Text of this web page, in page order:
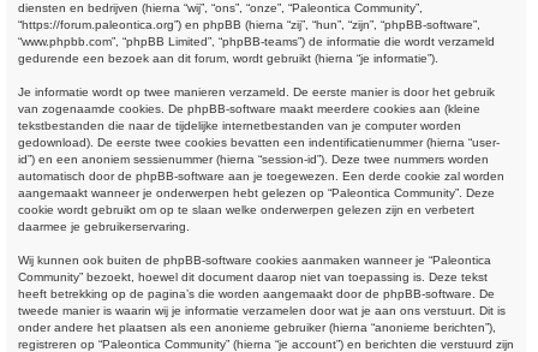
diensten en bedrijven (hierna “wij”, “ons”, “onze”, “Paleontica Community”,
“https://forum.paleontica.org”) en phpBB (hierna “zij”, “hun”, “zijn”, “phpBB-software”,
“www.phpbb.com”, “phpBB Limited”, “phpBB-teams”) de informatie die wordt verzameld
gedurende een bezoek aan dit forum, wordt gebruikt (hierna “je informatie”).
Je informatie wordt op twee manieren verzameld. De eerste manier is door het gebruik
van zogenaamde cookies. De phpBB-software maakt meerdere cookies aan (kleine
tekstbestanden die naar de tijdelijke internetbestanden van je computer worden
gedownload). De eerste twee cookies bevatten een indentificatienummer (hierna “user-
id”) en een anoniem sessienummer (hierna “session-id”). Deze twee nummers worden
automatisch door de phpBB-software aan je toegewezen. Een derde cookie zal worden
aangemaakt wanneer je onderwerpen hebt gelezen op “Paleontica Community”. Deze
cookie wordt gebruikt om op te slaan welke onderwerpen gelezen zijn en verbetert
daarmee je gebruikerservaring.
Wij kunnen ook buiten de phpBB-software cookies aanmaken wanneer je “Paleontica
Community” bezoekt, hoewel dit document daarop niet van toepassing is. Deze tekst
heeft betrekking op de pagina’s die worden aangemaakt door de phpBB-software. De
tweede manier is waarin wij je informatie verzamelen door wat je aan ons verstuurt. Dit is
onder andere het plaatsen als een anonieme gebruiker (hierna “anonieme berichten”),
registreren op “Paleontica Community” (hierna “je account”) en berichten die verstuurd zijn